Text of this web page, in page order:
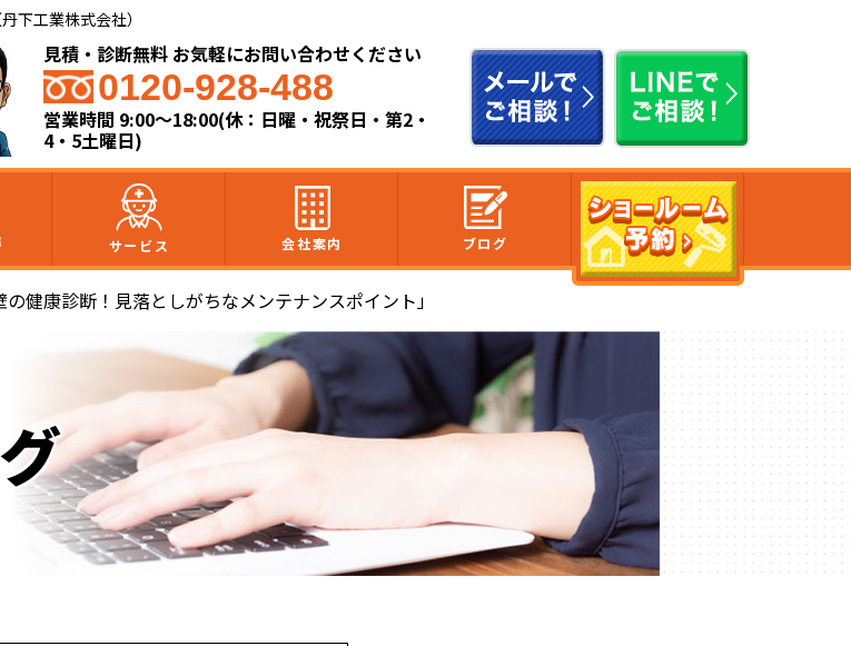
下工業株式会社）
見積・診断無料 お気軽にお問い合わせください
0120-928-488
営業時間 9:00～18:00(休：日曜・祝祭日・第2・
4・5土曜日)
サービス 会社案内 ブログ
の健康診断！見落としがちなメンテナンスポイント」